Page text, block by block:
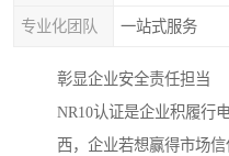
专业化团队 一站式服务
彰显企业安全责任担当
NR10认证是企业积履行
西，企业若想赢得市场